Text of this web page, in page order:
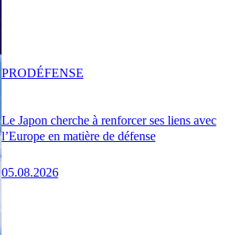
Le Japon cherche à renforcer ses liens avec
l’Europe en matière de défense
05.08.2026
PRODÉFENSE